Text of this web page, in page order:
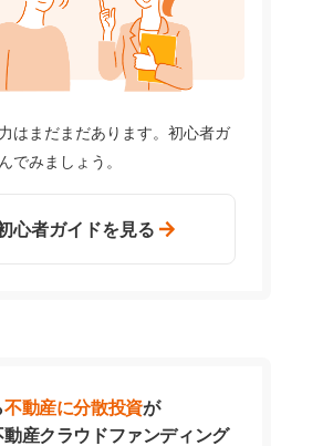
はまだまだあります。初心者ガ
でみましょう。
心者ガイドを見る
不動産に分散投資が
動産クラウドファンディング